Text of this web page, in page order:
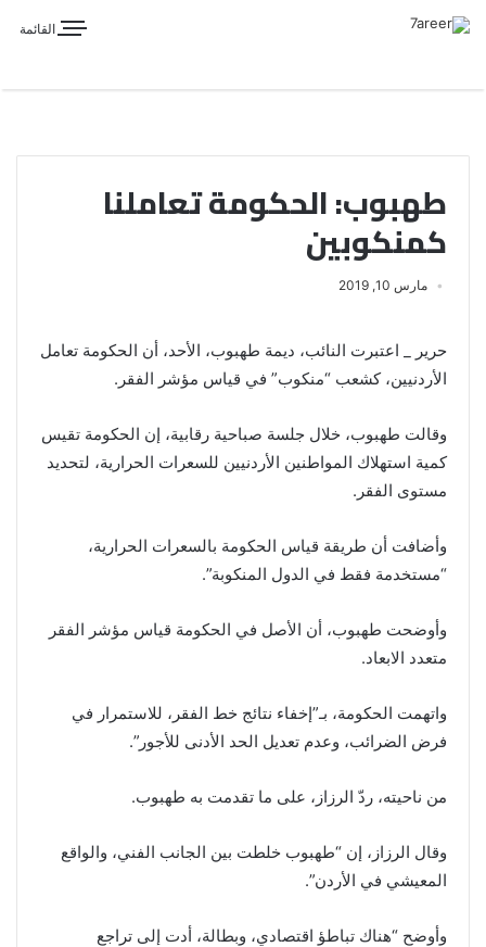
القائمة
طهبوب: الحكومة تعاملنا
كمنكوبين
مارس 10, 2019
حرير _ اعتبرت النائب، ديمة طهبوب، الأحد، أن الحكومة تعامل
الأردنيين، كشعب “منكوب” في قياس مؤشر الفقر.
وقالت طهبوب، خلال جلسة صباحية رقابية، إن الحكومة تقيس
كمية استهلاك المواطنين الأردنيين للسعرات الحرارية، لتحديد
مستوى الفقر.
وأضافت أن طريقة قياس الحكومة بالسعرات الحرارية،
“مستخدمة فقط في الدول المنكوبة”.
وأوضحت طهبوب، أن الأصل في الحكومة قياس مؤشر الفقر
متعدد الابعاد.
واتهمت الحكومة، بـ”إخفاء نتائج خط الفقر، للاستمرار في
فرض الضرائب، وعدم تعديل الحد الأدنى للأجور”.
من ناحيته، ردّ الرزاز، على ما تقدمت به طهبوب.
وقال الرزاز، إن “طهبوب خلطت بين الجانب الفني، والواقع
المعيشي في الأردن”.
وأوضح “هناك تباطؤ اقتصادي، وبطالة، أدت إلى تراجع